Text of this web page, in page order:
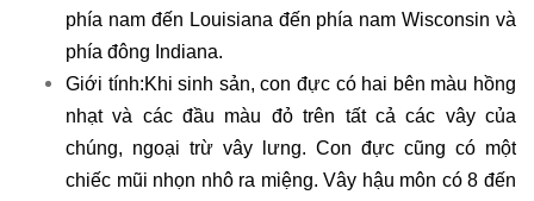
phía nam đến Louisiana đến phía nam Wisconsin và
phía đông Indiana.
Giới tính:Khi sinh sản, con đực có hai bên màu hồng
nhạt và các đầu màu đỏ trên tất cả các vây của
chúng, ngoại trừ vây lưng. Con đực cũng có một
chiếc mũi nhọn nhô ra miệng. Vây hậu môn có 8 đến